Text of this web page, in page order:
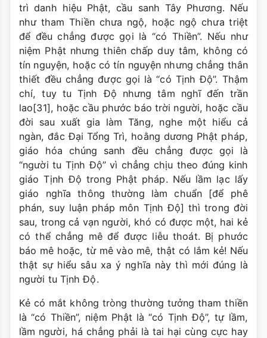
trì danh hiệu Phật, cầu sanh Tây Phương. Nếu
như tham Thiền chưa ngộ, hoặc ngộ chưa triệt
để đều chẳng được gọi là “có Thiền”. Nếu như
niệm Phật nhưng thiên chấp duy tâm, không có
tín nguyện, hoặc có tín nguyện nhưng chẳng thân
thiết đều chẳng được gọi là “có Tịnh Ðộ”. Thậm
chí, tuy tu Tịnh Ðộ nhưng tâm nghĩ đến trần
lao[31], hoặc cầu phước báo trời người, hoặc cầu
đời sau xuất gia làm Tăng, nghe một hiểu cả
ngàn, đắc Đại Tổng Trì, hoằng dương Phật pháp,
giáo hóa chúng sanh đều chẳng được gọi là
“người tu Tịnh Ðộ” vì chẳng chịu theo đúng kinh
giáo Tịnh Ðộ trong Phật pháp. Nếu lầm lạc lấy
giáo nghĩa thông thường làm chuẩn [để phê
phán, suy luận pháp môn Tịnh Độ] thì trong đời
sau, trong cả vạn người, khó có được một, hai kẻ
có thể chẳng mê để được liễu thoát. Bị phước
báo mê hoặc, từ mê vào mê, thật có lắm kẻ! Nếu
thật sự hiểu sâu xa ý nghĩa này thì mới đúng là
người tu Tịnh Ðộ.
Kẻ có mắt không tròng thường tưởng tham thiền
là “có Thiền”, niệm Phật là “có Tịnh Độ”, tự lầm,
lầm người, há chẳng phải là tai hại cùng cực hay